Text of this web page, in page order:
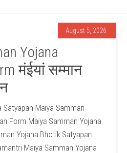
August 5, 2026
Yojana
मंईयां सम्मान
Satyapan Maiya Samman
Form Maiya Samman Yojana
Yojana Bhotik Satyapan
Maiya Samman Yojana